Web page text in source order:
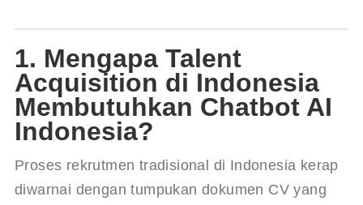
1. Mengapa Talent
Acquisition di Indonesia
Membutuhkan Chatbot AI
Indonesia?
Proses rekrutmen tradisional di Indonesia kerap
diwarnai dengan tumpukan dokumen CV yang